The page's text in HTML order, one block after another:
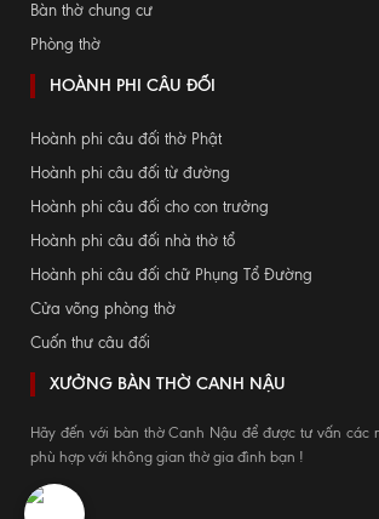
Bàn thờ chung cư
Phòng thờ
HOÀNH PHI CÂU ĐỐI
Hoành phi câu đối thờ Phật
Hoành phi câu đối từ đường
Hoành phi câu đối cho con trưởng
Hoành phi câu đối nhà thờ tổ
Hoành phi câu đối chữ Phụng Tổ Đường
Cửa võng phòng thờ
Cuốn thư câu đối
XƯỞNG BÀN THỜ CANH NẬU
Hãy đến với bàn thờ Canh Nậu để được tư vấn các
phù hợp với không gian thờ gia đình bạn !